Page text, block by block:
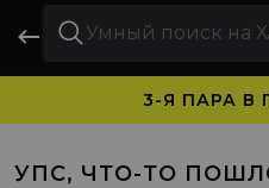
3-Я ПАРА В
УПС, ЧТО-ТО